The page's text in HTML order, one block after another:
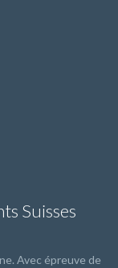
Suisses
Avec épreuve de